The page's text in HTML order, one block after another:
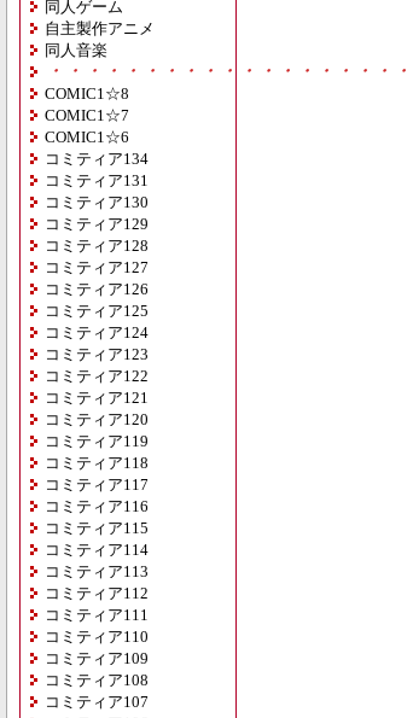
同人ゲーム
自主製作アニメ
同人音楽
・・・・・・・・・・・・・・・・・・・
COMIC1☆8
COMIC1☆7
COMIC1☆6
コミティア134
コミティア131
コミティア130
コミティア129
コミティア128
コミティア127
コミティア126
コミティア125
コミティア124
コミティア123
コミティア122
コミティア121
コミティア120
コミティア119
コミティア118
コミティア117
コミティア116
コミティア115
コミティア114
コミティア113
コミティア112
コミティア111
コミティア110
コミティア109
コミティア108
コミティア107